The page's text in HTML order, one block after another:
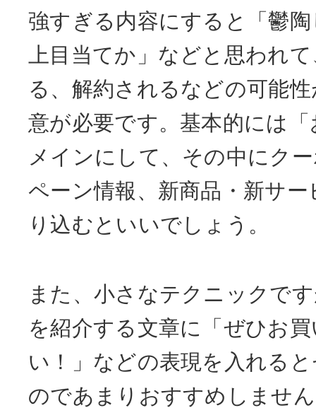
強すぎる内容にすると「鬱
上目当てか」などと思われ
る、解約されるなどの可能
意が必要です。基本的には
メインにして、その中にク
ペーン情報、新商品・新サ
り込むといいでしょう。
また、小さなテクニックで
を紹介する文章に「ぜひお
い！」などの表現を入れる
のであまりおすすめしませ